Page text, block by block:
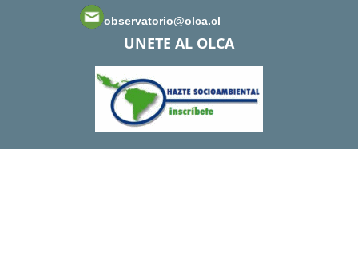
observatorio@olca.cl
UNETE AL OLCA